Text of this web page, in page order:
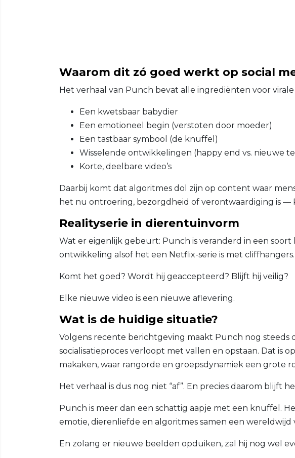
Waarom dit zó goed werkt op social
Het verhaal van Punch bevat alle ingrediënten voor
Een kwetsbaar babydier
Een emotioneel begin (verstoten door moeder)
Een tastbaar symbool (de knuffel)
Wisselende ontwikkelingen (happy end vs. nieuwe
Korte, deelbare video’s
Daarbij komt dat algoritmes dol zijn op content waar
het nu ontroering, bezorgdheid of verontwaardiging is —
Realityserie in dierentuinvorm
Wat er eigenlijk gebeurt: Punch is veranderd in een soort
ontwikkeling alsof het een Netflix-serie is met cliffhangers.
Komt het goed? Wordt hij geaccepteerd? Blijft hij veilig?
Elke nieuwe video is een nieuwe aflevering.
Wat is de huidige situatie?
Volgens recente berichtgeving maakt Punch nog steeds
socialisatieproces verloopt met vallen en opstaan. Dat is
makaken, waar rangorde en groepsdynamiek een grote
Het verhaal is dus nog niet “af”. En precies daarom blijft
Punch is meer dan een schattig aapje met een knuffel.
emotie, dierenliefde en algoritmes samen een
En zolang er nieuwe beelden opduiken, zal hij nog wel